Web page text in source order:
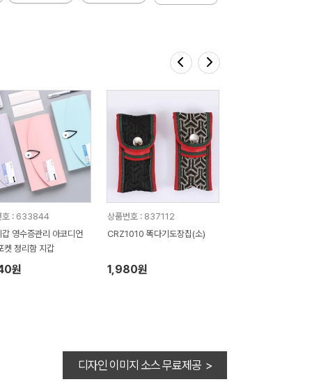
호 : 633844
갑 영수증관리 아코디언
켓 정리함 지갑
원
상품번호 : 837112
CRZ1010 똑다기도장집(소)
1,980원
디자인 이미지 소스 무료제공 >